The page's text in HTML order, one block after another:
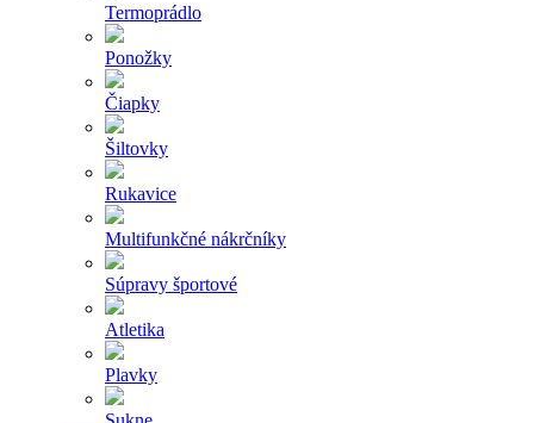
Termoprádlo
Ponožky
Čiapky
Šiltovky
Rukavice
Multifunkčné nákrčníky
Súpravy športové
Atletika
Plavky